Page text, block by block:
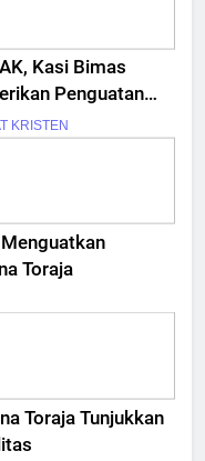
Kasi Bimas
Penguatan
Kompetensi
KRISTEN
Toraja
Toraja Tunjukkan